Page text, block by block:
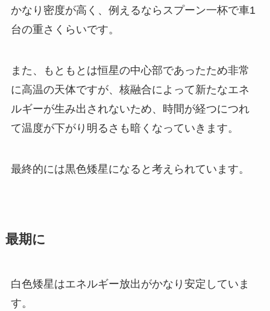
かなり密度が高く、例えるならスプーン一杯で車1
台の重さくらいです。
また、もともとは恒星の中心部であったため非常
に高温の天体ですが、核融合によって新たなエネ
ルギーが生み出されないため、時間が経つにつれ
て温度が下がり明るさも暗くなっていきます。
最終的には黒色矮星になると考えられています。
最期に
白色矮星はエネルギー放出がかなり安定していま
す。